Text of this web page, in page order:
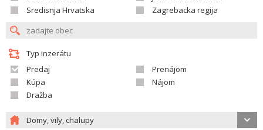
Sredisnja Hrvatska
Zagrebacka regija
Typ inzerátu
Predaj
Prenájom
Kúpa
Nájom
Dražba
Domy, vily, chalupy